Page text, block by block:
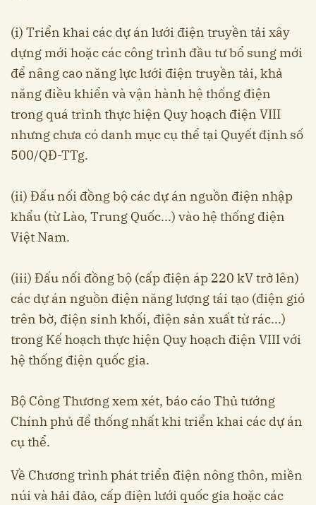
(i) Triển khai các dự án lưới điện truyền tải xây
dựng mới hoặc các công trình đầu tư bổ sung mới
để nâng cao năng lực lưới điện truyền tải, khả
năng điều khiển và vận hành hệ thống điện
trong quá trình thực hiện Quy hoạch điện VIII
nhưng chưa có danh mục cụ thể tại Quyết định số
500/QĐ-TTg.
(ii) Đấu nối đồng bộ các dự án nguồn điện nhập
khẩu (từ Lào, Trung Quốc...) vào hệ thống điện
Việt Nam.
(iii) Đấu nối đồng bộ (cấp điện áp 220 kV trở lên)
các dự án nguồn điện năng lượng tái tạo (điện gió
trên bờ, điện sinh khối, điện sản xuất từ rác...)
trong Kế hoạch thực hiện Quy hoạch điện VIII với
hệ thống điện quốc gia.
Bộ Công Thương xem xét, báo cáo Thủ tướng
Chính phủ để thống nhất khi triển khai các dự án
cụ thể.
Về Chương trình phát triển điện nông thôn, miền
núi và hải đảo, cấp điện lưới quốc gia hoặc các